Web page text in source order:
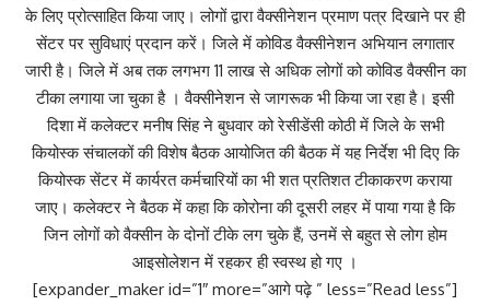
के लिए प्रोत्साहित किया जाए। लोगों द्वारा वैक्सीनेशन प्रमाण पत्र दिखाने पर ही
सेंटर पर सुविधाएं प्रदान करें। जिले में कोविड वैक्सीनेशन अभियान लगातार
जारी है। जिले में अब तक लगभग 11 लाख से अधिक लोगों को कोविड वैक्सीन का
टीका लगाया जा चुका है । वैक्सीनेशन से जागरूक भी किया जा रहा है। इसी
दिशा में कलेक्टर मनीष सिंह ने बुधवार को रेसीडेंसी कोठी में जिले के सभी
कियोस्क संचालकों की विशेष बैठक आयोजित की बैठक में यह निर्देश भी दिए कि
कियोस्क सेंटर में कार्यरत कर्मचारियों का भी शत प्रतिशत टीकाकरण कराया
जाए। कलेक्टर ने बैठक में कहा कि कोरोना की दूसरी लहर में पाया गया है कि
जिन लोगों को वैक्सीन के दोनों टीके लग चुके हैं, उनमें से बहुत से लोग होम
आइसोलेशन में रहकर ही स्वस्थ हो गए ।
[expander_maker id=”1″ more=”आगे पढ़े ” less=”Read less”]